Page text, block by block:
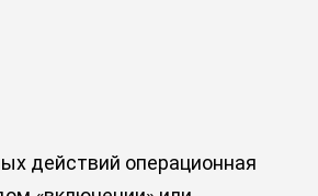
действий операционная